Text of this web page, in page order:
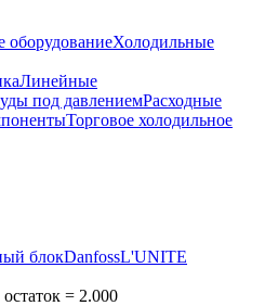
оборудованиеХолодильные
Линейные
под давлениемРасходные
Торговое холодильное
блокDanfossL'UNITE
= 2.000